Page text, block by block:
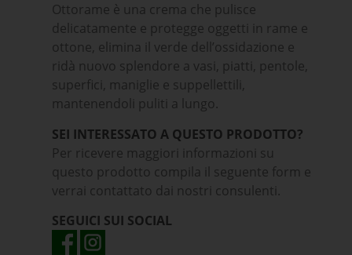
Ottorame è una crema che pulisce
delicatamente e protegge oggetti in rame e
ottone, elimina il verde dell’ossidazione e
ridà nuovo splendore a vasi, piatti, pentole,
superfici, maniglie e suppellettili,
mantenendoli puliti a lungo.
SEI INTERESSATO A QUESTO PRODOTTO?
Per ricevere maggiori informazioni su
questo prodotto compila il seguente form e
verrai contattato dai nostri consulenti.
SEGUICI SUI SOCIAL